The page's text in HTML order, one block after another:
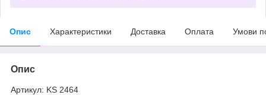
Опис Характеристики Доставка Оплата Умови
Опис
Артикул: KS 2464